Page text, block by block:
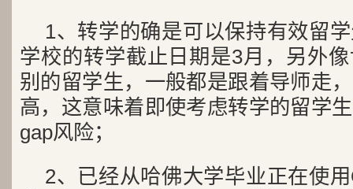
1、转学的确是可以保持有效留
学校的转学截止日期是3月，另外
别的留学生，一般都是跟着导师走
高，这意味着即使考虑转学的留学
gap风险；
2、已经从哈佛大学毕业正在使